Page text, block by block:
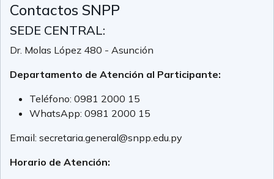
Contactos SNPP
SEDE CENTRAL:
Dr. Molas López 480 - Asunción
Departamento de Atención al Participante:
Teléfono: 0981 2000 15
WhatsApp: 0981 2000 15
Email: secretaria.general@snpp.edu.py
Horario de Atención: